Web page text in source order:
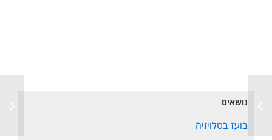
נושאים
בועז בטלויזיה